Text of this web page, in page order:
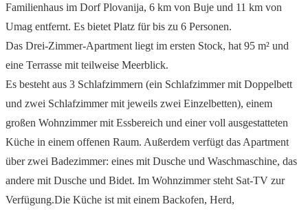
Familienhaus im Dorf Plovanija, 6 km von Buje und 11 km von
Umag entfernt. Es bietet Platz für bis zu 6 Personen.
Das Drei-Zimmer-Apartment liegt im ersten Stock, hat 95 m² und
eine Terrasse mit teilweise Meerblick.
Es besteht aus 3 Schlafzimmern (ein Schlafzimmer mit Doppelbett
und zwei Schlafzimmer mit jeweils zwei Einzelbetten), einem
großen Wohnzimmer mit Essbereich und einer voll ausgestatteten
Küche in einem offenen Raum. Außerdem verfügt das Apartment
über zwei Badezimmer: eines mit Dusche und Waschmaschine, das
andere mit Dusche und Bidet. Im Wohnzimmer steht Sat-TV zur
Verfügung.Die Küche ist mit einem Backofen, Herd,